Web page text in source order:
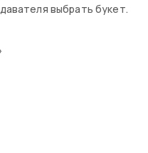
выбрать букет.